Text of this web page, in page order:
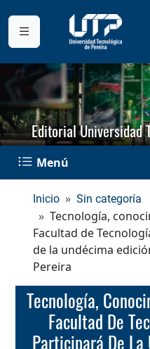
Editorial Universidad
Menú
Inicio Sin categoría
Tecnología,
Facultad de
de la undécima
Pereira
Tecnología, Conocimiento Y Memoria: La
Facultad De
Participará De La